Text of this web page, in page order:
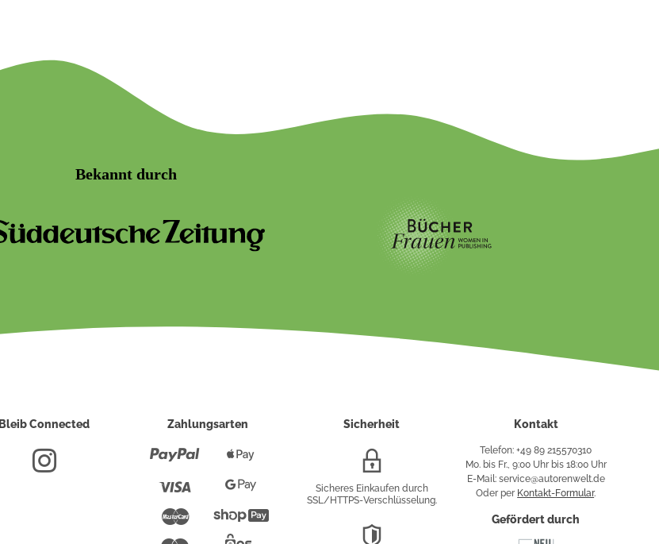
Bekannt durch
Bleib Connected Zahlungsarten
Paypal
Mastercard
Pay
PayShopify
Sicherheit
Verschlüsselung
Sicheres Einkaufen durch
SSL/HTTPS-Verschlüsselung.
Kontakt
Telefon: +49 89 215570310
Mo. bis Fr., 9:00 Uhr bis 18:00 Uhr
E-Mail: service@autorenwelt.de
Oder per Kontakt-Formular.
Gefördert durch